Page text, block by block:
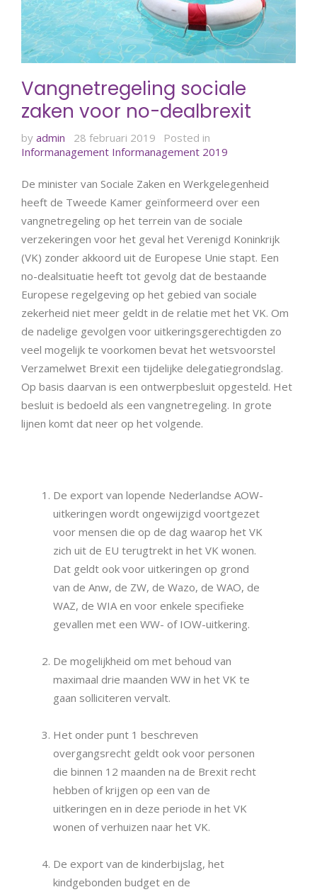
Vangnetregeling sociale
zaken voor no-dealbrexit
by admin 28 februari 2019
Posted in
Informanagement Informanagement 2019
De minister van Sociale Zaken en Werkgelegenheid
heeft de Tweede Kamer geïnformeerd over een
vangnetregeling op het terrein van de sociale
verzekeringen voor het geval het Verenigd Koninkrijk
(VK) zonder akkoord uit de Europese Unie stapt. Een
no-dealsituatie heeft tot gevolg dat de bestaande
Europese regelgeving op het gebied van sociale
zekerheid niet meer geldt in de relatie met het VK. Om
de nadelige gevolgen voor uitkeringsgerechtigden zo
veel mogelijk te voorkomen bevat het wetsvoorstel
Verzamelwet Brexit een tijdelijke delegatiegrondslag.
Op basis daarvan is een ontwerpbesluit opgesteld. Het
besluit is bedoeld als een vangnetregeling. In grote
lijnen komt dat neer op het volgende.
De export van lopende Nederlandse AOW-
uitkeringen wordt ongewijzigd voortgezet
voor mensen die op de dag waarop het VK
zich uit de EU terugtrekt in het VK wonen.
Dat geldt ook voor uitkeringen op grond
van de Anw, de ZW, de Wazo, de WAO, de
WAZ, de WIA en voor enkele specifieke
gevallen met een WW- of IOW-uitkering.
De mogelijkheid om met behoud van
maximaal drie maanden WW in het VK te
gaan solliciteren vervalt.
Het onder punt 1 beschreven
overgangsrecht geldt ook voor personen
die binnen 12 maanden na de Brexit recht
hebben of krijgen op een van de
uitkeringen en in deze periode in het VK
wonen of verhuizen naar het VK.
De export van de kinderbijslag, het
kindgebonden budget en de